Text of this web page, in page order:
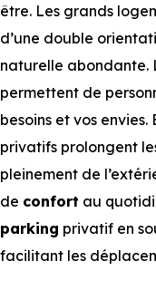
être. Les grands
d’une double
naturelle abondante.
permettent de
besoins et vos envies.
privatifs prolongent
pleinement de
de confort au
parking privatif en
facilitant les